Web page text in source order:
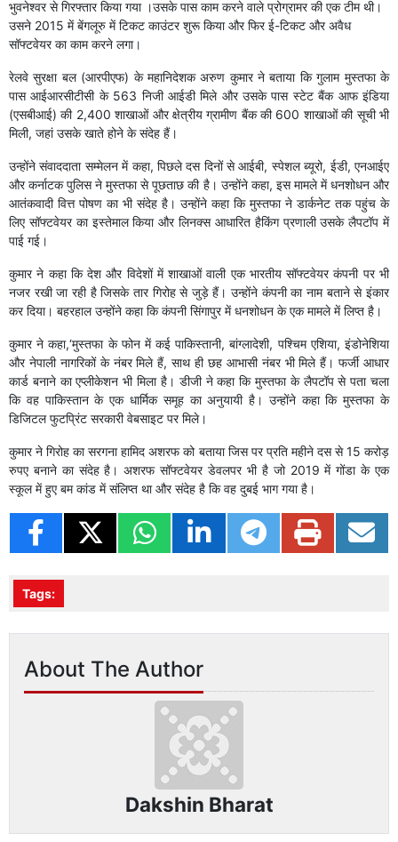
भुवनेश्वर से गिरफ्तार किया गया ।उसके पास काम करने वाले प्रोग्रामर की एक टीम थी।
उसने 2015 में बेंगलूरु में टिकट काउंटर शुरू किया और फिर ई-टिकट और अवैध
सॉफ्टवेयर का काम करने लगा।
रेलवे सुरक्षा बल (आरपीएफ) के महानिदेशक अरुण कुमार ने बताया कि गुलाम मुस्तफा के
पास आईआरसीटीसी के 563 निजी आईडी मिले और उसके पास स्टेट बैंक आफ इंडिया
(एसबीआई) की 2,400 शाखाओं और क्षेत्रीय ग्रामीण बैंक की 600 शाखाओं की सूची भी
मिली, जहां उसके खाते होने के संदेह हैं।
उन्होंने संवाददाता सम्मेलन में कहा, पिछले दस दिनों से आईबी, स्पेशल ब्यूरो, ईडी, एनआईए
और कर्नाटक पुलिस ने मुस्तफा से पूछताछ की है। उन्होंने कहा, इस मामले में धनशोधन और
आतंकवादी वित्त पोषण का भी संदेह है। उन्होंने कहा कि मुस्तफा ने डार्कनेट तक पहुंच के
लिए सॉफ्टवेयर का इस्तेमाल किया और लिनक्स आधारित हैकिंग प्रणाली उसके लैपटॉप में
पाई गई।
कुमार ने कहा कि देश और विदेशों में शाखाओं वाली एक भारतीय सॉफ्टवेयर कंपनी पर भी
नजर रखी जा रही है जिसके तार गिरोह से जुड़े हैं। उन्होंने कंपनी का नाम बताने से इंकार
कर दिया। बहरहाल उन्होंने कहा कि कंपनी सिंगापुर में धनशोधन के एक मामले में लिप्त है।
कुमार ने कहा,‘मुस्तफा के फोन में कई पाकिस्तानी, बांग्लादेशी, पश्चिम एशिया, इंडोनेशिया
और नेपाली नागरिकों के नंबर मिले हैं, साथ ही छह आभासी नंबर भी मिले हैं। फर्जी आधार
कार्ड बनाने का एप्लीकेशन भी मिला है। डीजी ने कहा कि मुस्तफा के लैपटॉप से पता चला
कि वह पाकिस्तान के एक धार्मिक समूह का अनुयायी है। उन्होंने कहा कि मुस्तफा के
डिजिटल फुटप्रिंट सरकारी वेबसाइट पर मिले।
कुमार ने गिरोह का सरगना हामिद अशरफ को बताया जिस पर प्रति महीने दस से 15 करोड़
रुपए बनाने का संदेह है। अशरफ सॉफ्टवेयर डेवलपर भी है जो 2019 में गोंडा के एक
स्कूल में हुए बम कांड में संलिप्त था और संदेह है कि वह दुबई भाग गया है।
Tags:
About The Author
Dakshin Bharat